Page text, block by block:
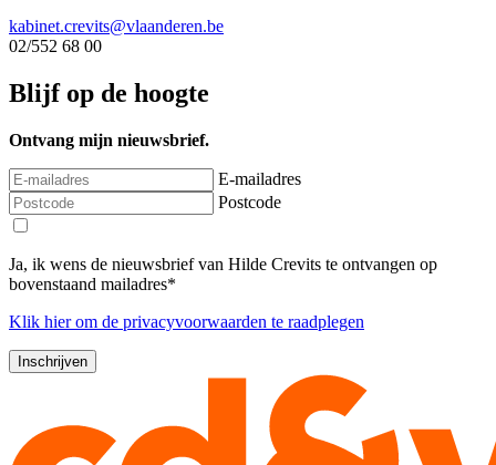
kabinet.crevits@vlaanderen.be
02/552 68 00
Blijf op de hoogte
Ontvang mijn nieuwsbrief.
E-mailadres
Postcode
Ja, ik wens de nieuwsbrief van Hilde Crevits te ontvangen op
bovenstaand mailadres*
Klik hierom de privacyvoorwaarden te raadplegen